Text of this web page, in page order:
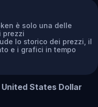
è solo una delle
prezzi
lo storico dei prezzi, il
e i grafici in tempo
States Dollar